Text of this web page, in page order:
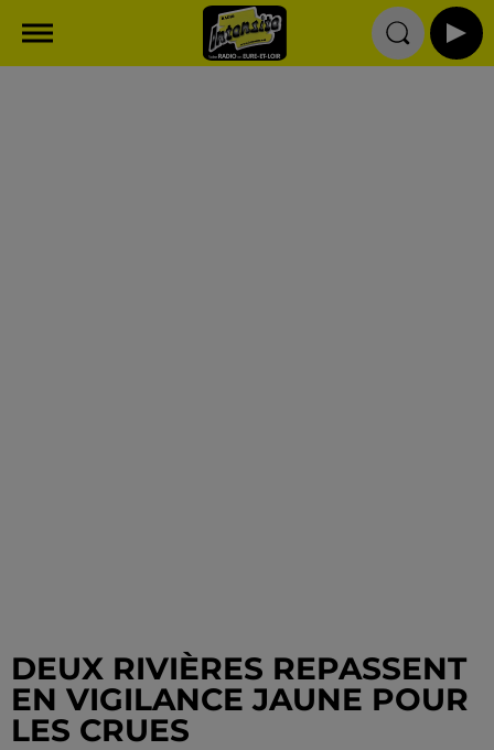
DEUX RIVIÈRES REPASSENT
EN VIGILANCE JAUNE POUR
LES CRUES